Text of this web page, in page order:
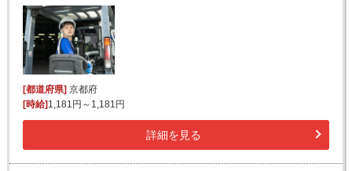
[都道府県] 京都府
[時給] 1,181円～1,181円
詳細を見る